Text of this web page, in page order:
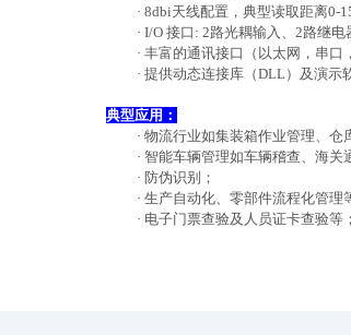
· 8dbi天线配置，典型读取距离0-
· I/O 接口: 2路光耦输入、 2路继电
· 丰富的通讯接口（以太网，串口
· 提供动态连接库（DLL）及演示
典型应用：
· 物流行业如集装箱作业管理、仓
· 智能车辆管理如车辆稽查、海关
· 防伪识别；
· 生产自动化、零部件流程化管理
· 电子门票查验及人员证卡查验等